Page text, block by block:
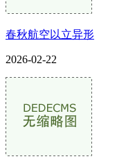
春秋航空以立异形
2026-02-22